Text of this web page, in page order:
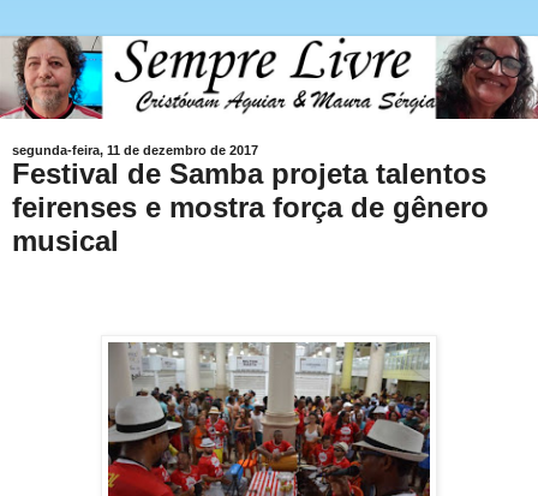
segunda-feira, 11 de dezembro de 2017
Festival de Samba projeta talentos
feirenses e mostra força de gênero
musical